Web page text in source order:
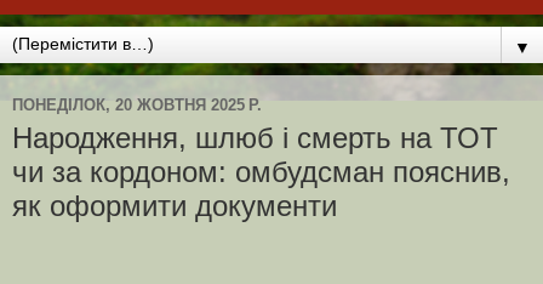
▼
ПОНЕДІЛОК, 20 ЖОВТНЯ 2025 Р.
Народження, шлюб і смерть на ТОТ
чи за кордоном: омбудсман пояснив,
як оформити документи